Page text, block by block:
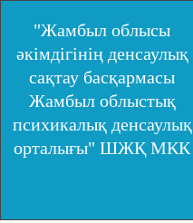
"Жамбыл облысы
әкімдігінің денсаулық
сақтау басқармасы
Жамбыл облыстық
психикалық денсаулық
орталығы" ШЖҚ МКК